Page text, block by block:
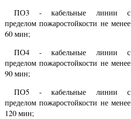
ПО3 - кабельные линии с
пределом пожаростойкости не менее
60 мин;
ПО4 - кабельные линии с
пределом пожаростойкости не менее
90 мин;
ПО5 - кабельные линии с
пределом пожаростойкости не менее
120 мин;